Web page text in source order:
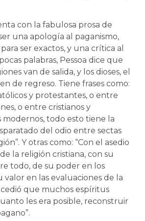
con la fabulosa prosa de
una apología al paganismo,
ser exactos, y una crítica al
palabras, Pessoa dice que
van de salida, y los dioses, el
de regreso. Tiene frases como:
y protestantes, o entre
o entre cristianos y
modernos, todo esto tiene la
del odio entre sectas
Y otras como: “Con el asedio
la religión cristiana, con su
todo, de su poder en los
valor en las evaluaciones de la
que muchos espíritus
les era posible, reconstruir